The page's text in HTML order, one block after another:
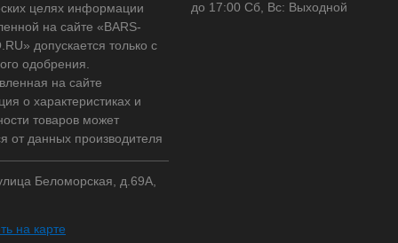
целях информации
на сайте «BARS-
допускается только с
одобрения.
на сайте
о характеристиках и
товаров может
от данных производителя
Беломорская, д.69А,
на карте
до 17:00 Сб, Вс: Выходной